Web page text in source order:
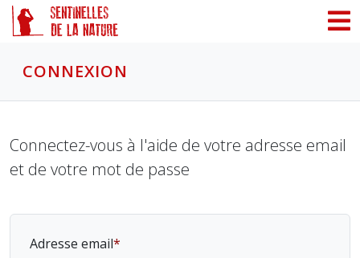
CONNEXION
Connectez-vous à l'aide de votre adresse email
et de votre mot de passe
Adresse email
Panneau de gestion des cookies